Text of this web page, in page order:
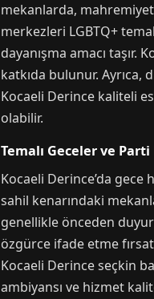
mekanlarda,
merkezleri LGBTQ+
dayanışma amacı
katkıda bulunur.
Kocaeli Derince kaliteli
olabilir.
Temalı Geceler ve
Kocaeli Derince’da gece
sahil kenarındaki
genellikle önceden
özgürce ifade etme
Kocaeli Derince seçkin
ambiyansı ve hizmet